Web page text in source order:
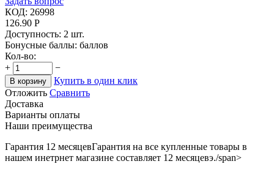
КОД: 26998
126.90 Р
Доступность: 2 шт.
Бонусные баллы: баллов
Кол-во:
+
−
В корзину
Купить в один клик
Отложить Сравнить
Доставка
Варианты оплаты
Наши преимущества
Гарантия 12 месяцевГарантия на все купленные товары в
нашем инетрнет магазине составляет 12 месяцевэ./span>